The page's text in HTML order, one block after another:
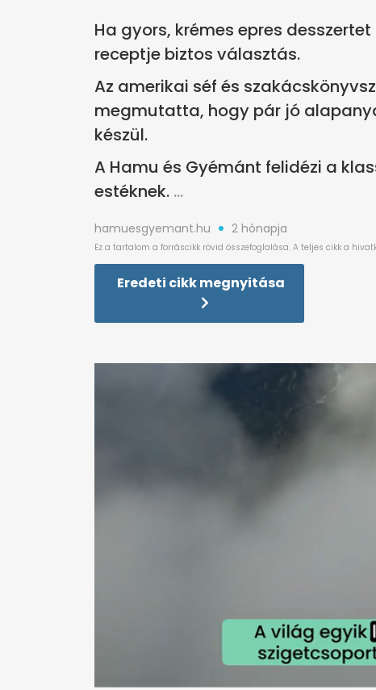
Ha gyors, krémes epres
receptje biztos választás.
Az amerikai séf és
megmutatta, hogy pár jó
készül.
A Hamu és Gyémánt felidézi a
estéknek.
hamuesgyemant.hu 2 hónapja
Eredeti cikk megnyitása